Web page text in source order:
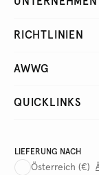
RICHTLINIEN
AWWG
QUICKLINKS
LIEFERUNG NACH
Österreich (€)